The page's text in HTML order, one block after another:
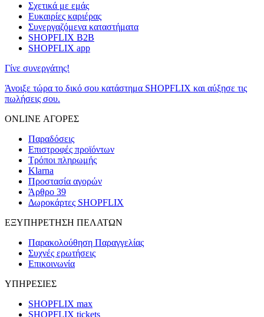
Σχετικά με εμάς
Ευκαιρίες καριέρας
Συνεργαζόμενα καταστήματα
SHOPFLIX B2B
SHOPFLIX app
Γίνε συνεργάτης!
Άνοιξε τώρα το δικό σου κατάστημα SHOPFLIX και αύξησε τις
πωλήσεις σου.
ONLINE ΑΓΟΡΕΣ
Παραδόσεις
Επιστροφές προϊόντων
Τρόποι πληρωμής
Klarna
Προστασία αγορών
Άρθρο 39
Δωροκάρτες SHOPFLIX
ΕΞΥΠΗΡΕΤΗΣΗ ΠΕΛΑΤΩΝ
Παρακολούθηση Παραγγελίας
Συχνές ερωτήσεις
Επικοινωνία
ΥΠΗΡΕΣΙΕΣ
SHOPFLIX max
SHOPFLIX tickets